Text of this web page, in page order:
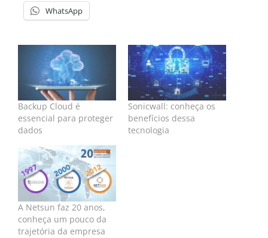
WhatsApp
Backup Cloud é
essencial para proteger
dados
Sonicwall: conheça os
benefícios dessa
tecnologia
A Netsun faz 20 anos,
conheça um pouco da
trajetória da empresa